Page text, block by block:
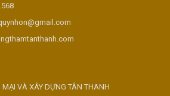
MẠI VÀ XÂY DỰNG TÂN THANH